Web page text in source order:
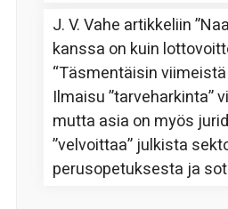
J. V. Vahe artikkeliin
kanssa on kuin
“Täsmentäisin
Ilmaisu ”tarveharkinta”
mutta asia on myös
”velvoittaa” julkista
perusopetuksesta ja